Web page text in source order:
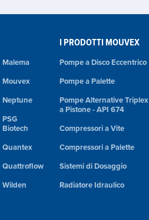
Malema
Mouvex
Neptune
PSG
Biotech
Quantex
Quattroflow
Wilden
I PRODOTTI MOUVEX
Pompe a Disco Eccentrico
Pompe a Palette
Pompe Alternative Triplex
a Pistone - API 674
Compressori a Vite
Compressori a Palette
Sistemi di Dosaggio
Radiatore Idraulico